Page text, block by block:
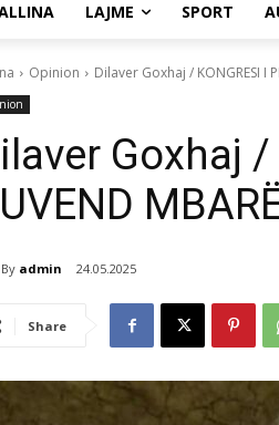
LAJME SPORT
Opinion Dilaver Goxhaj / KONGRESI I
Goxhaj /
By admin 24.05.2025
Share